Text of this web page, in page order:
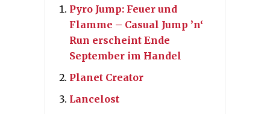
Pyro Jump: Feuer und
Flamme – Casual Jump ’n‘
Run erscheint Ende
September im Handel
Planet Creator
Lancelost